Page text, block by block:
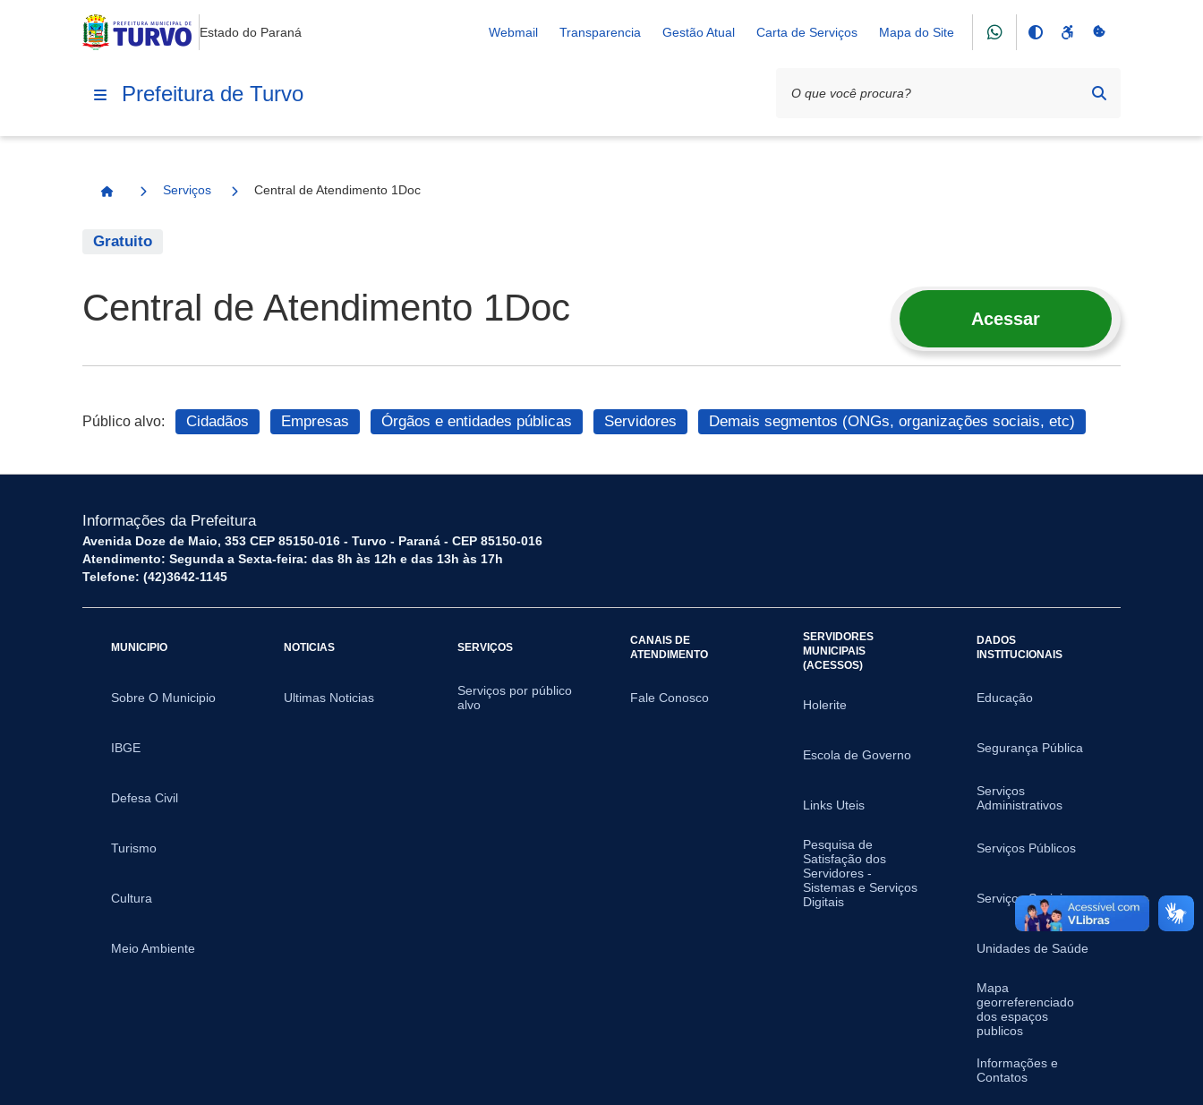
Estado do Paraná Webmail Transparencia Gestão Atual Carta de Serviços Mapa do Site
Prefeitura de Turvo
Página Inicial
Serviços Central de Atendimento 1Doc
Gratuito
Central de Atendimento 1Doc Acessar
Público alvo: Cidadãos Empresas Órgãos e entidades públicas Servidores Demais segmentos (ONGs, organizações sociais, etc)
Informações da Prefeitura
Avenida Doze de Maio, 353 CEP 85150-016 - Turvo - Paraná - CEP 85150-016
Atendimento: Segunda a Sexta-feira: das 8h às 12h e das 13h às 17h
Telefone: (42)3642-1145
MUNICIPIO
Sobre O Municipio
IBGE
Defesa Civil
Turismo
Cultura
Meio Ambiente
NOTICIAS
Ultimas Noticias
SERVIÇOS
Serviços por público
alvo
CANAIS DE
ATENDIMENTO
Fale Conosco
SERVIDORES
MUNICIPAIS
(ACESSOS)
Holerite
Escola de Governo
Links Uteis
Pesquisa de
Satisfação dos
Servidores -
Sistemas e Serviços
Digitais
DADOS
INSTITUCIONAIS
Educação
Segurança Pública
Serviços
Administrativos
Serviços Públicos
Serviços Sociais
Unidades de Saúde
Mapa
georreferenciado
dos espaços
publicos
Informações e
Contatos